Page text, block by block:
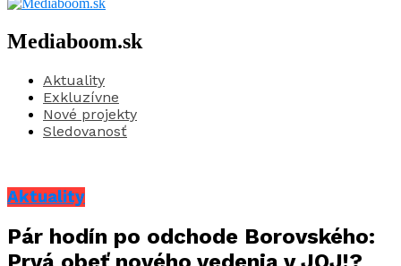
Mediaboom.sk
Aktuality
Exkluzívne
Nové projekty
Sledovanosť
Aktuality
Pár hodín po odchode Borovského: